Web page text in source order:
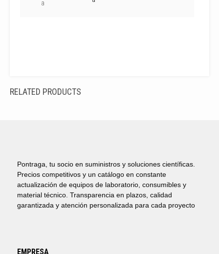
a
RELATED PRODUCTS
Pontraga, tu socio en suministros y soluciones científicas.
Precios competitivos y un catálogo en constante
actualización de equipos de laboratorio, consumibles y
material técnico. Transparencia en plazos, calidad
garantizada y atención personalizada para cada proyecto
EMPRESA